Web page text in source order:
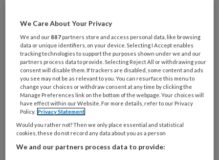
Integrale samenwerking. Voor een
lagere energierekening in Soest
We Care About Your Privacy
We and our887 partners store and access personal data, like browsing
data or unique identifiers, on your device. Selecting I Accept enables
tracking technologies to support the purposes shown under we and our
partners process data to provide. Selecting Reject All or withdrawing your
consent will disable them. If trackers are disabled, some content and ads
you see may not be as relevant to you. You can resurface this menu to
change your choices or withdraw consent at any time by clicking the
Manage Preferences link on the bottom of the webpage. Your choices will
have effect within our Website. For more details, refer to our Privacy
Policy. Privacy Statement
Would you rather not? Then we only place essential and statistical
cookies, these do not record any data about you as a person
We and our partners process data to provide: